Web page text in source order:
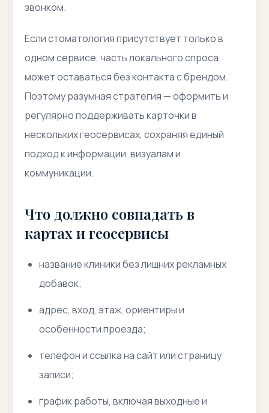
звонком.
Если стоматология присутствует только в
одном сервисе, часть локального спроса
может оставаться без контакта с брендом.
Поэтому разумная стратегия — оформить и
регулярно поддерживать карточки в
нескольких геосервисах, сохраняя единый
подход к информации, визуалам и
коммуникации.
Что должно совпадать в
картах и геосервисы
название клиники без лишних рекламных
добавок;
адрес, вход, этаж, ориентиры и
особенности проезда;
телефон и ссылка на сайт или страницу
записи;
график работы, включая выходные и